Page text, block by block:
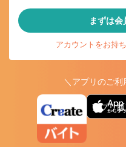
まずは会
アカウントをお持
＼アプリのご利
アプリ